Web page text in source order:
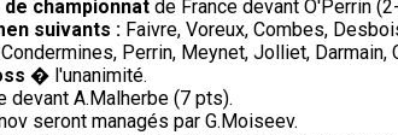
championnat de France devant O'Perrin
suivants : Faivre, Voreux, Combes,
Perrin, Meynet, Jolliet, Darmain,
� l'unanimité.
devant A.Malherbe (7 pts).
seront managés par G.Moiseev.